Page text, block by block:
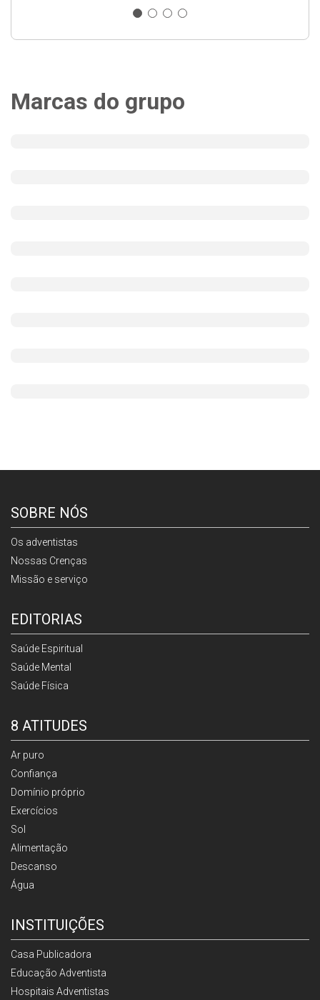
Marcas do grupo
SOBRE NÓS
Os adventistas
Nossas Crenças
Missão e serviço
EDITORIAS
Saúde Espiritual
Saúde Mental
Saúde Física
8 ATITUDES
Ar puro
Confiança
Domínio próprio
Exercícios
Sol
Alimentação
Descanso
Água
INSTITUIÇÕES
Casa Publicadora
Educação Adventista
Hospitais Adventistas